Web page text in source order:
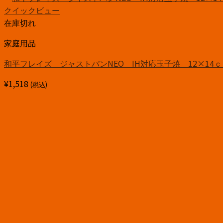
クイックビュー
在庫切れ
家庭用品
和平フレイズ ジャストパンNEO IH対応玉子焼 12×14
¥1,518 (税込)